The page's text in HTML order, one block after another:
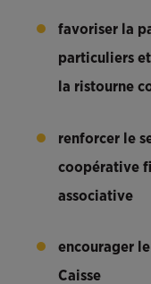
favoriser la
particuliers
la ristourne
renforcer le
coopérative
associative
encourager
Caisse